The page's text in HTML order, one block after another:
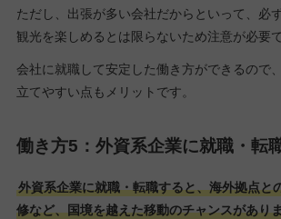
ただし、出張が多い会社だからといって、必
観光を楽しめるとは限らないため注意が必要で
会社に就職して安定した働き方ができるので
立てやすい点もメリットです。
働き方5：外資系企業に就職・転
外資系企業に就職・転職すると、海外拠点と
修など、国境を越えた移動のチャンスがあり